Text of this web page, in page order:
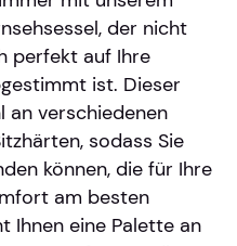
der nicht
perfekt auf Ihre
ist. Dieser
an verschiedenen
sodass Sie
können, die für Ihre
am besten
Ihnen eine Palette an